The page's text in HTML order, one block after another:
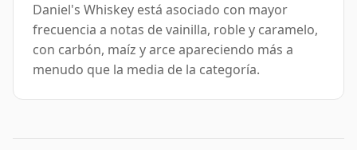
Daniel's Whiskey está asociado con mayor
frecuencia a notas de vainilla, roble y caramelo,
con carbón, maíz y arce apareciendo más a
menudo que la media de la categoría.